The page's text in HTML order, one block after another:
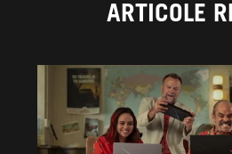
ARTICOLE